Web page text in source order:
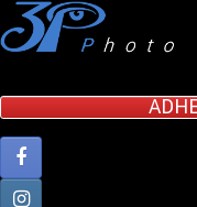
Skip
to
content